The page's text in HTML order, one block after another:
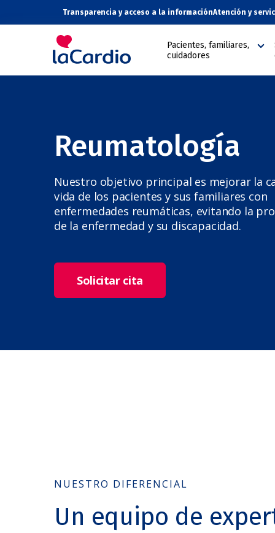
Transparencia y acceso a la informaciónAtención y
Pacientes, familiares,
cuidadores
Reumatología
Nuestro objetivo principal es mejorar la
vida de los pacientes y sus familiares con
enfermedades reumáticas, evitando la
de la enfermedad y su discapacidad.
Solicitar cita
NUESTRO DIFERENCIAL
Un equipo de